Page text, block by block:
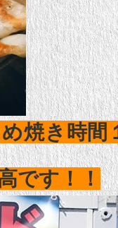
焼き時
です！！